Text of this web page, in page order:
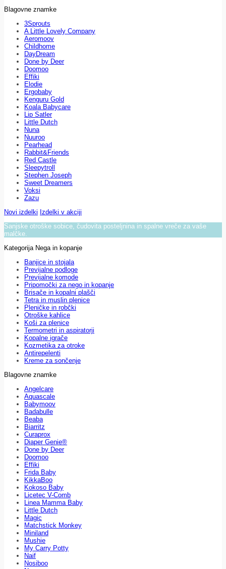
Blagovne znamke
3Sprouts
A Little Lovely Company
Aeromoov
Childhome
DayDream
Done by Deer
Doomoo
Effiki
Elodie
Ergobaby
Kenguru Gold
Koala Babycare
Lip Satler
Little Dutch
Nuna
Nuuroo
Pearhead
Rabbit&Friends
Red Castle
Sleepytroll
Stephen Joseph
Sweet Dreamers
Voksi
Zazu
Novi izdelki Izdelki v akciji
Sanjske otroške sobice, čudovita posteljnina in spalne vreče za vaše
malčke.
Kategorija Nega in kopanje
Banjice in stojala
Previjalne podloge
Previjalne komode
Pripomočki za nego in kopanje
Brisače in kopalni plašči
Tetra in muslin plenice
Pleničke in robčki
Otroške kahlice
Koši za plenice
Termometri in aspiratorji
Kopalne igrače
Kozmetika za otroke
Antirepelenti
Kreme za sončenje
Blagovne znamke
Angelcare
Aquascale
Babymoov
Badabulle
Beaba
Biarritz
Curaprox
Diaper Genie®
Done by Deer
Doomoo
Effiki
Frida Baby
KikkaBoo
Kokoso Baby
Licetec V-Comb
Linea Mamma Baby
Little Dutch
Magic
Matchstick Monkey
Miniland
Mushie
My Carry Potty
Naif
Nosiboo